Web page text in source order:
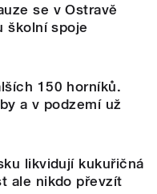
se v Ostravě
školní spoje
150 horníků.
a v podzemí už
likvidují kukuřičná
ale nikdo převzít